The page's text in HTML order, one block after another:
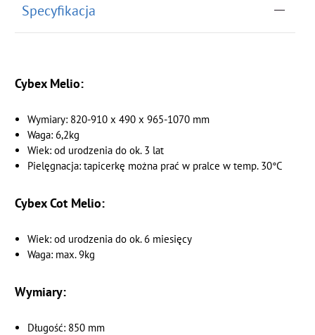
Specyfikacja
Cybex Melio:
Wymiary: 820-910 x 490 x 965-1070 mm
Waga: 6,2kg
Wiek: od urodzenia do ok. 3 lat
Pielęgnacja: tapicerkę można prać w pralce w temp. 30°C
Cybex Cot Melio:
Wiek: od urodzenia do ok. 6 miesięcy
Waga: max. 9kg
Wymiary:
Długość: 850 mm